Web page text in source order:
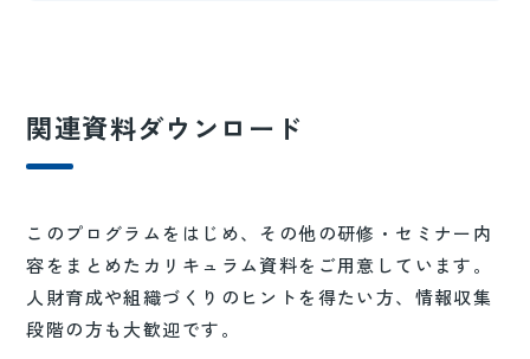
関連資料ダウンロード
このプログラムをはじめ、その他の研修・セミナー内
容をまとめたカリキュラム資料をご用意しています。
人財育成や組織づくりのヒントを得たい方、情報収集
段階の方も大歓迎です。